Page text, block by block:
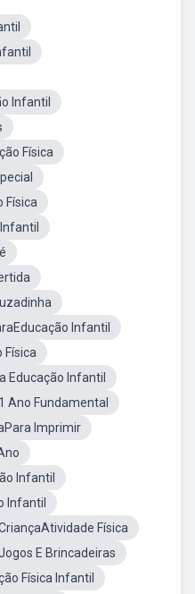
Infantil
Física
Física
Infantil
Física
Educação Infantil
Ano Fundamental
Imprimir
Infantil
Infantil
Física
E Brincadeiras
Física Infantil